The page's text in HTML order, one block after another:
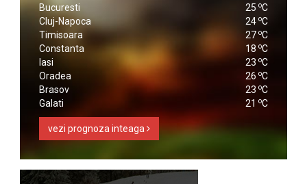
Bucuresti 25 oC
Cluj-Napoca
24 oC
Timisoara
27 oC
Constanta
18 oC
Iasi
23 oC
Oradea
26 oC
Brasov
23 oC
Galati
21 oC
vezi prognoza inteaga